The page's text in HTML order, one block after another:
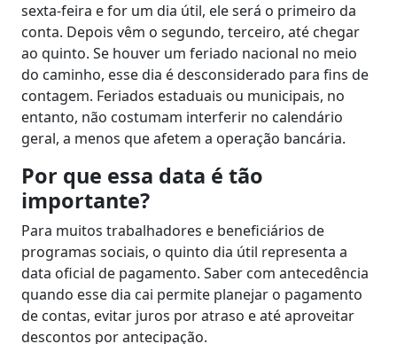
sexta-feira e for um dia útil, ele será o primeiro da
conta. Depois vêm o segundo, terceiro, até chegar
ao quinto. Se houver um feriado nacional no meio
do caminho, esse dia é desconsiderado para fins de
contagem. Feriados estaduais ou municipais, no
entanto, não costumam interferir no calendário
geral, a menos que afetem a operação bancária.
Por que essa data é tão
importante?
Para muitos trabalhadores e beneficiários de
programas sociais, o quinto dia útil representa a
data oficial de pagamento. Saber com antecedência
quando esse dia cai permite planejar o pagamento
de contas, evitar juros por atraso e até aproveitar
descontos por antecipação.